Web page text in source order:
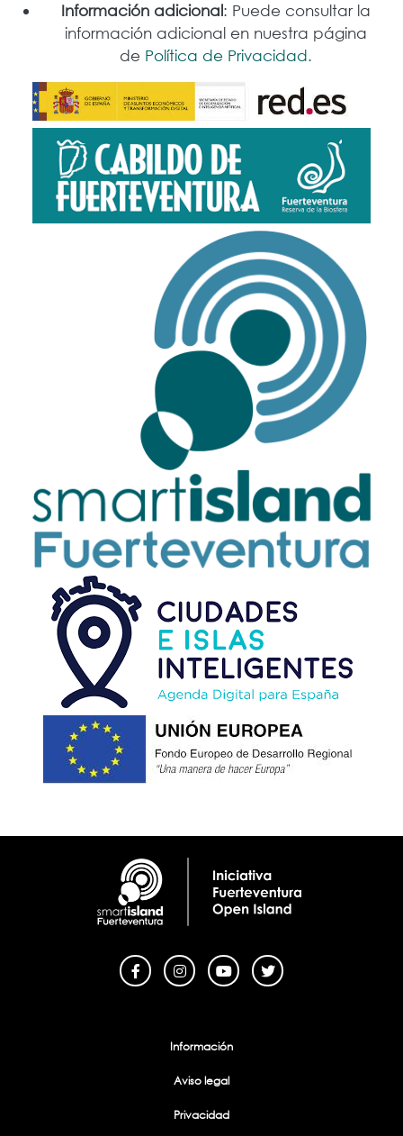
Información adicional: Puede consultar la
información adicional en nuestra página
de Política de Privacidad.
Información
Aviso legal
Privacidad